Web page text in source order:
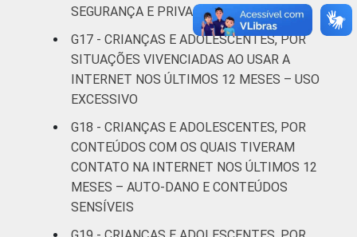
Não tem
renda
3 1
Não sabe 8 9
Não
respondeu
11
CLASSE
SOCIAL
AB 8
SEGURANÇA E PRIVACIDADE
G17 - CRIANÇAS E ADOLESCENTES, POR
SITUAÇÕES VIVENCIADAS AO USAR A
INTERNET NOS ÚLTIMOS 12 MESES – USO
EXCESSIVO
G18 - CRIANÇAS E ADOLESCENTES, POR
CONTEÚDOS COM OS QUAIS TIVERAM
CONTATO NA INTERNET NOS ÚLTIMOS 12
MESES – AUTO-DANO E CONTEÚDOS
SENSÍVEIS